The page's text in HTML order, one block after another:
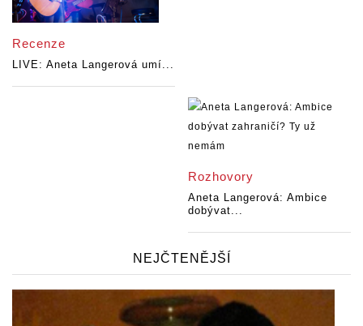
Recenze
LIVE: Aneta Langerová umí...
Rozhovory
Aneta Langerová: Ambice
dobývat...
NEJČTENĚJŠÍ